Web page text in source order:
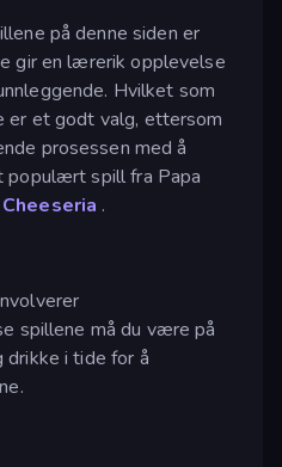
på denne siden er
gir en lærerik opplevelse
Hvilket som
er et godt valg, ettersom
prosessen med å
populært spill fra Papa
.
spillene må du være på
i tide for å